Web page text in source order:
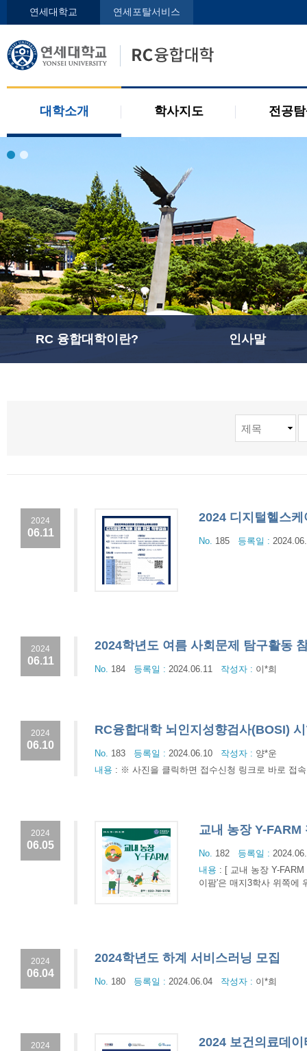
연세대학교 연세포탈서비스
대학소개 학사지도 전공
인사말
오시는 길
학사지도사
RC 융합대학이란? 인사말
2024
06.11
2024 디지털헬스
No. 185 등록일 :
2024
06.11
2024학년도 여름 사회문제 탐구활동
No. 184 등록일 : 2024.06.11 작성자 : 이*희
2024
06.10
RC융합대학 뇌인지성향검사(BOSI)
No. 183 등록일 : 2024.06.10 작성자 : 양*운
내용 : ※ 사진을 클릭하면 접수신청 링크로 바로 접
2024
06.05
교내 농장 Y-FARM
No. 182 등록일 :
내용 : [ 교내 농장 Y-
이팜'은 매지3학사 위쪽에
2024
06.04
2024학년도 하계 서비스러닝 모집
No. 180 등록일 : 2024.06.04 작성자 : 이*희
2024 2024 보건의료데